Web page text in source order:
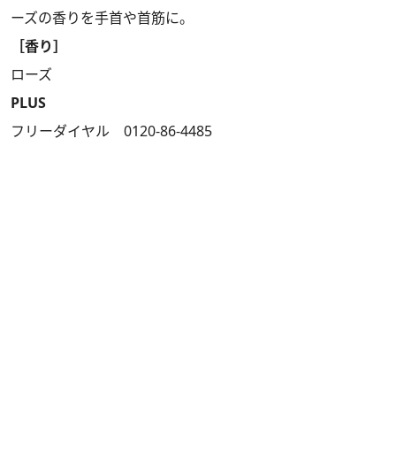
ーズの香りを手首や首筋に。
［香り］
ローズ
PLUS
フリーダイヤル 0120-86-4485